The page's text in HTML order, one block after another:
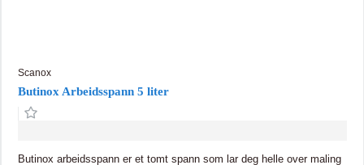
Scanox
Butinox Arbeidsspann 5 liter
Butinox arbeidsspann er et tomt spann som lar deg helle over maling